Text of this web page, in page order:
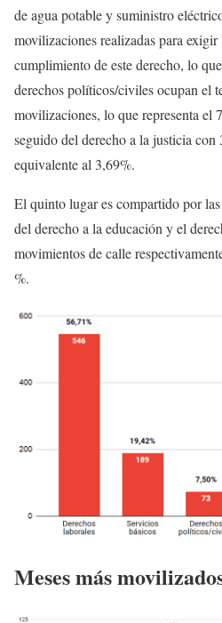
de agua potable y suministro
movilizaciones realizadas para
cumplimiento de este derecho, lo
derechos políticos/civiles ocupan el
movilizaciones, lo que representa el
seguido del derecho a la justicia
equivalente al 3,69%.
El quinto lugar es compartido por
del derecho a la educación y el
movimientos de calle
%.
Meses más